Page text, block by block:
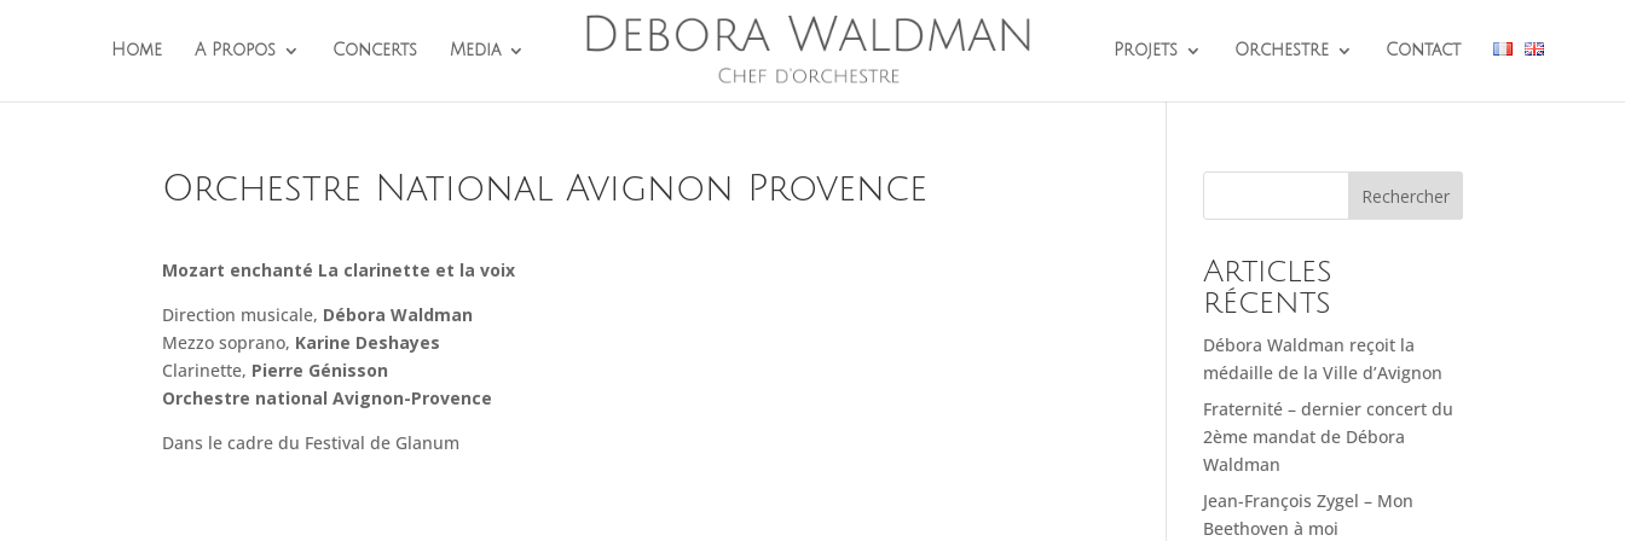
Home A Propos Concerts Media Projets Orchestre Contact
Orchestre National Avignon Provence
Mozart enchanté La clarinette et la voix
Direction musicale, Débora Waldman
Mezzo soprano, Karine Deshayes
Clarinette, Pierre Génisson
Orchestre national Avignon-Provence
Dans le cadre du Festival de Glanum
Rechercher
Articles
récents
Débora Waldman reçoit la
médaille de la Ville d’Avignon
Fraternité – dernier concert du
2ème mandat de Débora
Waldman
Jean-François Zygel – Mon
Beethoven à moi